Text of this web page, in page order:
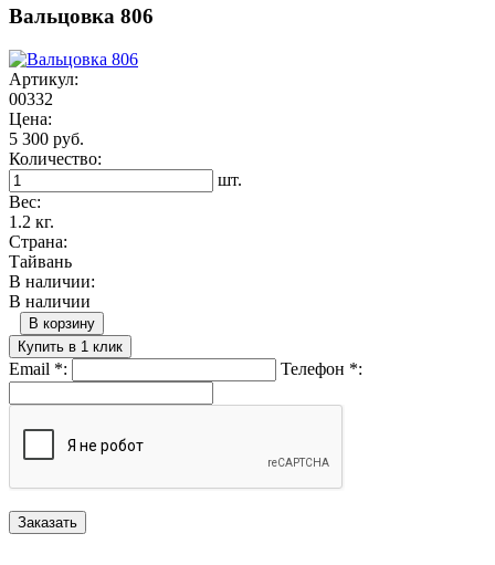
Вальцовка 806
Артикул:
00332
Цена:
5 300 руб.
Количество:
шт.
Вес:
1.2 кг.
Страна:
Тайвань
В наличии:
В наличии
В корзину
Купить в 1 клик
Email *: Телефон *: